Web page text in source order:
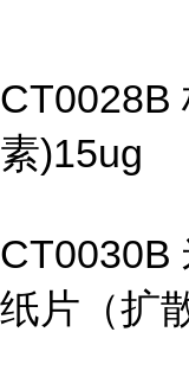
CT0028B
素)15ug
CT0030B
纸片（扩